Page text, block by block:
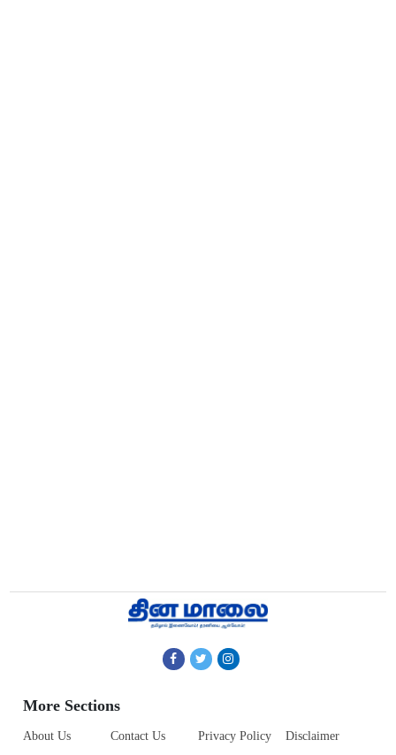
More Sections
About Us Contact Us Privacy Policy Disclaimer